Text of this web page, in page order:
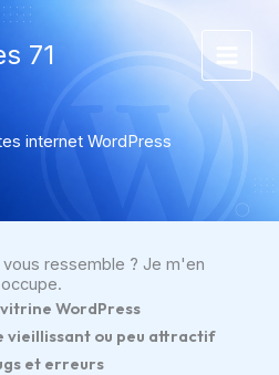
71
internet WordPress
ressemble ? Je m'en
occupe.
WordPress
vieillissant ou peu attractif
et erreurs